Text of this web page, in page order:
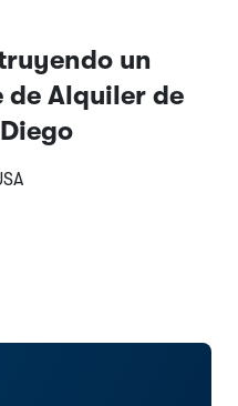
un
Alquiler de